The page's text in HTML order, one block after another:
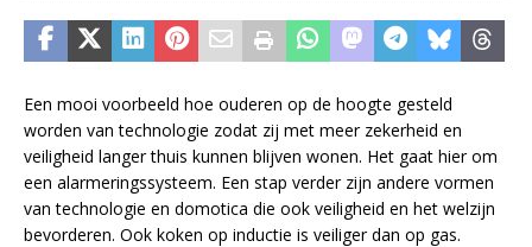
Een mooi voorbeeld hoe ouderen op de hoogte gesteld
worden van technologie zodat zij met meer zekerheid en
veiligheid langer thuis kunnen blijven wonen. Het gaat hier om
een alarmeringssysteem. Een stap verder zijn andere vormen
van technologie en domotica die ook veiligheid en het welzijn
bevorderen. Ook koken op inductie is veiliger dan op gas.